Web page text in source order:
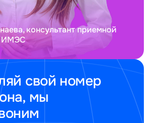
свой номер
мы
консультант приемной
ИМЭС